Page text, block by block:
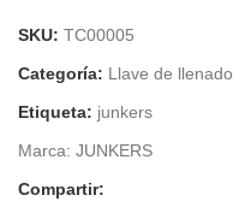
SKU: TC00005
Categoría: Llave de llenado
Etiqueta: junkers
Marca: JUNKERS
Compartir: